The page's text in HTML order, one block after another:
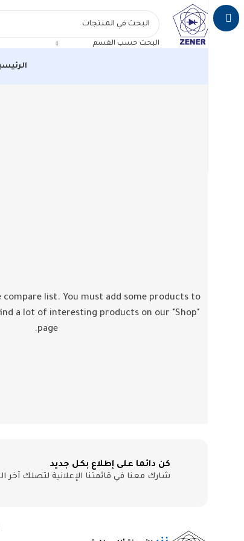
البحث حسب القسم
compare list. You must add some products to
a lot of interesting products on our "Shop"
page.
كن دائما على إطلاع بكل جديد
شارك معنا في قائمتنا الإعلانية لتصلك